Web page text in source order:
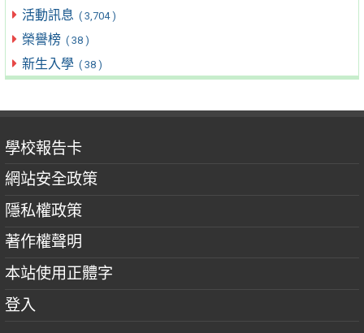
活動訊息 ( 3,704 )
榮譽榜 ( 38 )
新生入學 ( 38 )
學校報告卡
網站安全政策
隱私權政策
著作權聲明
本站使用正體字
登入